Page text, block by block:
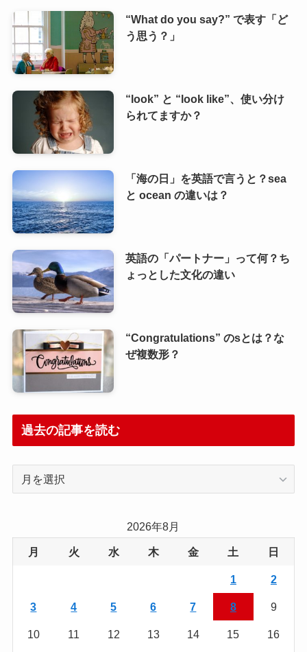
“What do you say?” で表す「ど
う思う？」
“look” と “look like”、使い分け
られてますか？
「海の日」を英語で言うと？sea
と ocean の違いは？
英語の「パートナー」って何？ち
ょっとした文化の違い
“Congratulations” のsとは？な
ぜ複数形？
過去の記事を読む
事
2026年8月
月 火 水 木 金 土 日
1 2
3 4 5 6 7 8 9
10 11 12 13 14 15 16